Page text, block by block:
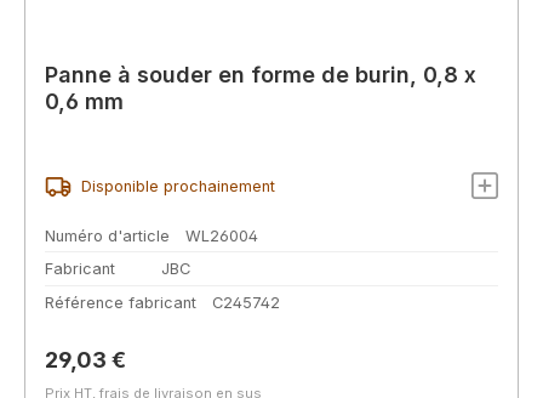
Panne à souder en forme de burin, 0,8 x
0,6 mm
Disponible prochainement
Numéro d'article
WL26004
Fabricant
JBC
Référence fabricant
C245742
Prix régulier :
29,03 €
Prix HT, frais de livraison en sus